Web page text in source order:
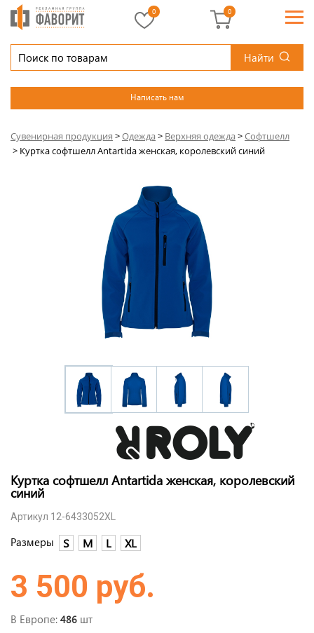
Найти
Написать нам
0 0
Сувенирная продукция >Одежда> Верхняя одежда>Софтшелл
> Куртка софтшелл Antartida женская, королевский синий
Куртка софтшелл Antartida женская, королевский
синий
Артикул 12-6433052XL
Размеры S M L XL
3 500 руб.
В Европе: 486 шт